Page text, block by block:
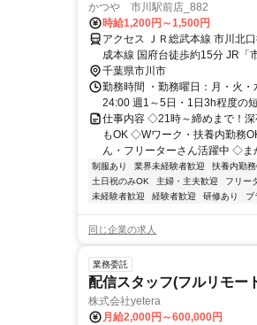
かつや 市川駅前店_882
時給1,200円～1,500円
アクセス ＪＲ総武本線 市川北
成本線 国府台徒歩約15分 JR「
千葉県市川市
勤務時間 ・勤務曜日：月・火
24:00 週1～5日・1日3h程度の
仕事内容 ◇21時～締めまで！
もOK ◇Wワーク・扶養内勤務
ん・フリーターさん活躍中 ◇ま
制服あり 業界未経験者歓迎 扶養内勤
土日祝のみOK
主婦・主夫歓迎 フリー
未経験者歓迎
経験者歓迎 研修あり ブ
同じ企業の求人
業務委託
配信スタッフ(フルリモー
株式会社yetera
月給2,000円～600,000円